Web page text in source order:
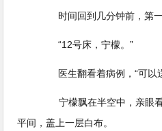
时间回到几分钟前，第一
“12号床，宁檬。”
医生翻看着病例，“可以
宁檬飘在半空中，亲眼看
平间，盖上一层白布。